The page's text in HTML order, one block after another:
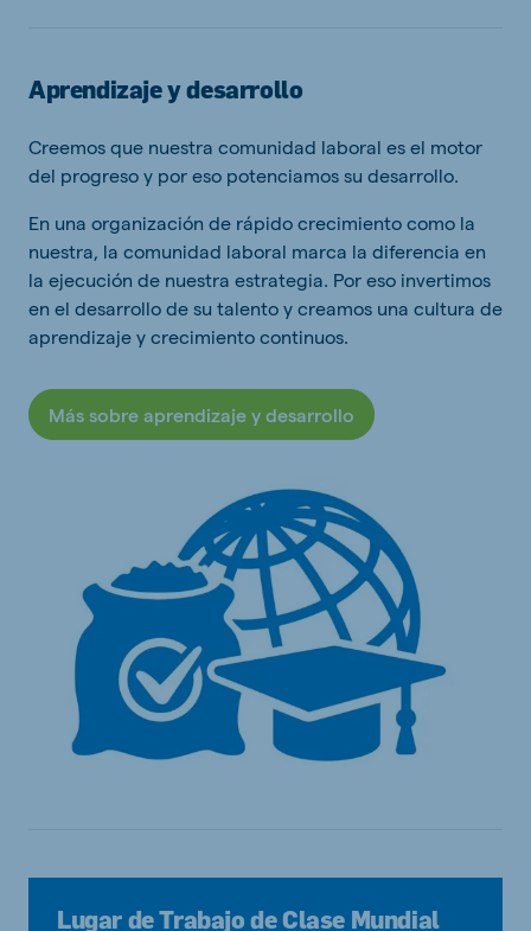
Aprendizaje y desarrollo
Creemos que nuestra comunidad laboral es el motor
del progreso y por eso potenciamos su desarrollo.
En una organización de rápido crecimiento como la
nuestra, la comunidad laboral marca la diferencia en
la ejecución de nuestra estrategia. Por eso invertimos
en el desarrollo de su talento y creamos una cultura de
aprendizaje y crecimiento continuos.
Más sobre aprendizaje y desarrollo
Lugar de Trabajo de Clase Mundial